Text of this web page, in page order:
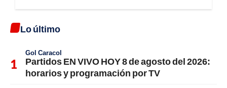
Lo último
Gol Caracol
Partidos EN VIVO HOY 8 de agosto del 2026:
horarios y programación por TV